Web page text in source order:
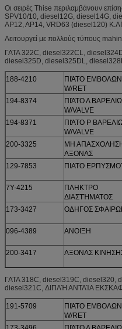
Οι σειρές Thise περιλαμβάνουν
SPV10/10, diesel12G, diesel14G,
AP12, AP14, VRD63 (diesel120)
Λειτουργεί με πολλούς τύπους
ΓΑΤΑ 322C, diesel322CL,
diesel325D, diesel325DL,
188-4210
ΠΙΆΤΟ ΕΜΒΟΛΩΝ
W/RET
194-8374
ΠΙΆΤΟ Λ
W/VALVE
194-8371
ΠΙΆΤΟ Ρ
W/VALVE
200-3325
ΜΗ
ΑΞΟΝΑΣ
129-7853
ΠΙΑΤΟ
7Y-4215
ΠΛΗΚΤΡΟ
ΔΙΑΣΤΉΜΑΤΟΣ
173-3427
ΟΔΗΓΟΣ
096-4389
ΑΝΟΙΞΗ
200-3417
ΑΞΟΝΑΣ
ΓΑΤΑ 318C, diesel319C, diesel320,
diesel321C, ΔΙΠΛΉ ΑΝΤΛΊΑ
191-5709
ΠΙΆΤΟ ΕΜΒΟΛΩΝ
W/RET